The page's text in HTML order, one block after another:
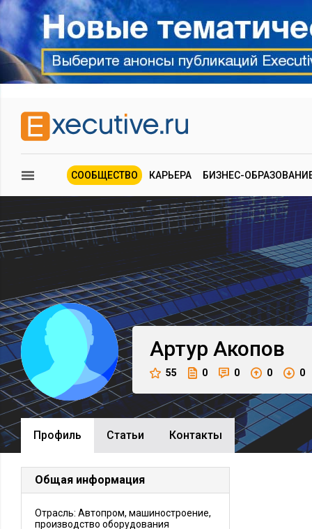
СООБЩЕСТВО КАРЬЕРА БИЗНЕС-
Артур Акопов
55 0 0 0 0
Профиль Cтатьи Контакты
Общая информация
Отрасль: Автопром, машиностроение,
производство оборудования